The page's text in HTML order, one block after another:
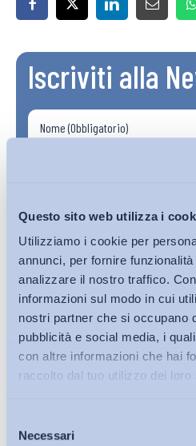
Questo sito web utilizza i
Utilizziamo i cookie per
annunci, per fornire
analizzare il nostro traffico.
informazioni sul modo in cui
nostri partner che si occupano
pubblicità e social media, i
con altre informazioni che hai
raccolto dal tuo utilizzo dei loro
delNecessariBollettini ADAPT
Iscriviti alla